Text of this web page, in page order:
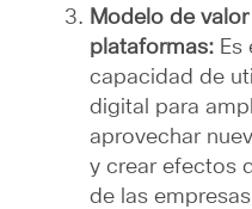
Modelo de
plataformas: Es
capacidad de
digital para
aprovechar
y crear efectos
de las